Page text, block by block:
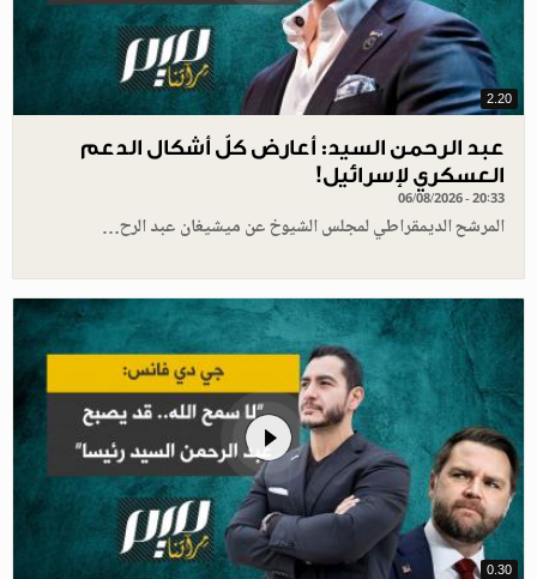
2.20
عبد الرحمن السيد: أعارض كلّ أشكال الدعم
العسكري لإسرائيل!
06/08/2026 - 20:33
المرشح الديمقراطي لمجلس الشيوخ عن ميشيغان عبد الرح…
0.30